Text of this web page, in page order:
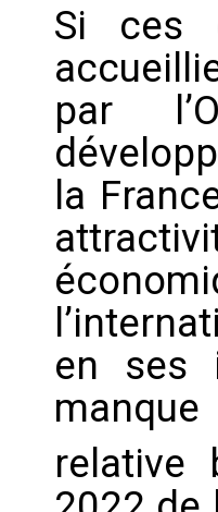
Si ces
par
la
en ses
manque
relative